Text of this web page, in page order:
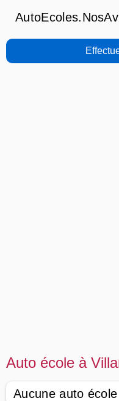
Auto école à
Aucune auto